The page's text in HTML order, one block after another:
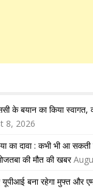
के बयान का किया स्वागत,
8, 2026
का दावा : कभी भी आ
की मौत की खबर
यूपीआई बना रहेगा मुफ्त और